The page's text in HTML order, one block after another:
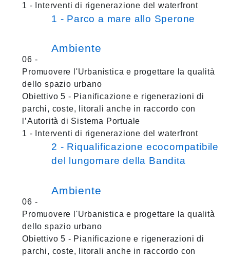
1 - Interventi di rigenerazione del waterfront
1 - Parco a mare allo Sperone
Ambiente
06 -
Promuovere l'Urbanistica e progettare la qualità
dello spazio urbano
Obiettivo 5 - Pianificazione e rigenerazioni di
parchi, coste, litorali anche in raccordo con
l’Autorità di Sistema Portuale
1 - Interventi di rigenerazione del waterfront
2 - Riqualificazione ecocompatibile
del lungomare della Bandita
Ambiente
06 -
Promuovere l'Urbanistica e progettare la qualità
dello spazio urbano
Obiettivo 5 - Pianificazione e rigenerazioni di
parchi, coste, litorali anche in raccordo con